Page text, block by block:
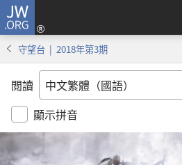
JW.ORG
守望台 | 2018年第3期
閲讀
顯示拼音